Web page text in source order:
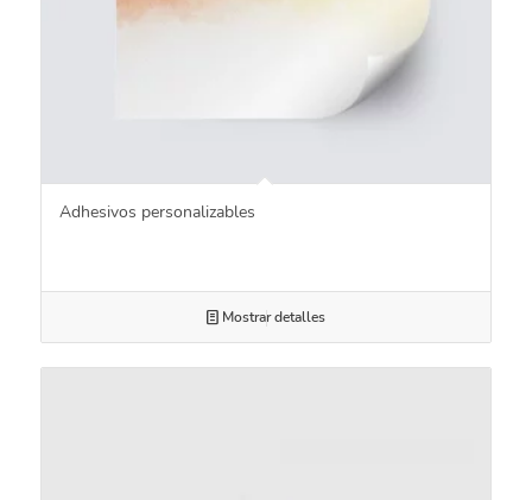
Adhesivos personalizables
Mostrar detalles